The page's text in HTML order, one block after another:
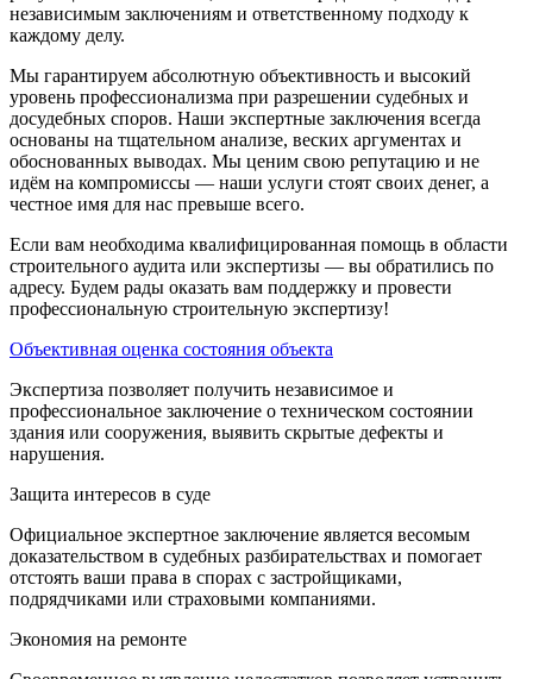
независимым заключениям и ответственному подходу к
каждому делу.
Мы гарантируем абсолютную объективность и высокий
уровень профессионализма при разрешении судебных и
досудебных споров. Наши экспертные заключения всегда
основаны на тщательном анализе, веских аргументах и
обоснованных выводах. Мы ценим свою репутацию и не
идём на компромиссы — наши услуги стоят своих денег, а
честное имя для нас превыше всего.
Если вам необходима квалифицированная помощь в области
строительного аудита или экспертизы — вы обратились по
адресу. Будем рады оказать вам поддержку и провести
профессиональную строительную экспертизу!
Объективная оценка состояния объекта
Экспертиза позволяет получить независимое и
профессиональное заключение о техническом состоянии
здания или сооружения, выявить скрытые дефекты и
нарушения.
Защита интересов в суде
Официальное экспертное заключение является весомым
доказательством в судебных разбирательствах и помогает
отстоять ваши права в спорах с застройщиками,
подрядчиками или страховыми компаниями.
Экономия на ремонте